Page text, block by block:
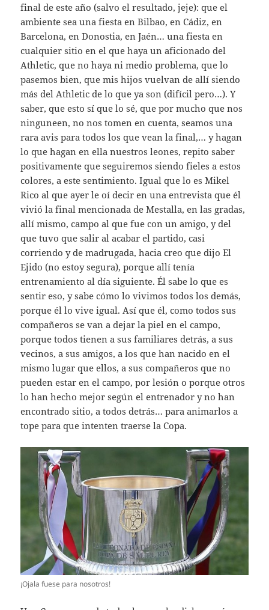
final de este año (salvo el resultado, jeje): que el
ambiente sea una fiesta en Bilbao, en Cádiz, en
Barcelona, en Donostia, en Jaén… una fiesta en
cualquier sitio en el que haya un aficionado del
Athletic, que no haya ni medio problema, que lo
pasemos bien, que mis hijos vuelvan de allí siendo
más del Athletic de lo que ya son (difícil pero…). Y
saber, que esto sí que lo sé, que por mucho que nos
ninguneen, no nos tomen en cuenta, seamos una
rara avis para todos los que vean la final,… y hagan
lo que hagan en ella nuestros leones, repito saber
positivamente que seguiremos siendo fieles a estos
colores, a este sentimiento. Igual que lo es Mikel
Rico al que ayer le oí decir en una entrevista que él
vivió la final mencionada de Mestalla, en las gradas,
allí mismo, campo al que fue con un amigo, y del
que tuvo que salir al acabar el partido, casi
corriendo y de madrugada, hacia creo que dijo El
Ejido (no estoy segura), porque allí tenía
entrenamiento al día siguiente. Él sabe lo que es
sentir eso, y sabe cómo lo vivimos todos los demás,
porque él lo vive igual. Así que él, como todos sus
compañeros se van a dejar la piel en el campo,
porque todos tienen a sus familiares detrás, a sus
vecinos, a sus amigos, a los que han nacido en el
mismo lugar que ellos, a sus compañeros que no
pueden estar en el campo, por lesión o porque otros
lo han hecho mejor según el entrenador y no han
encontrado sitio, a todos detrás… para animarlos a
tope para que intenten traerse la Copa.
¡Ojala fuese para nosotros!